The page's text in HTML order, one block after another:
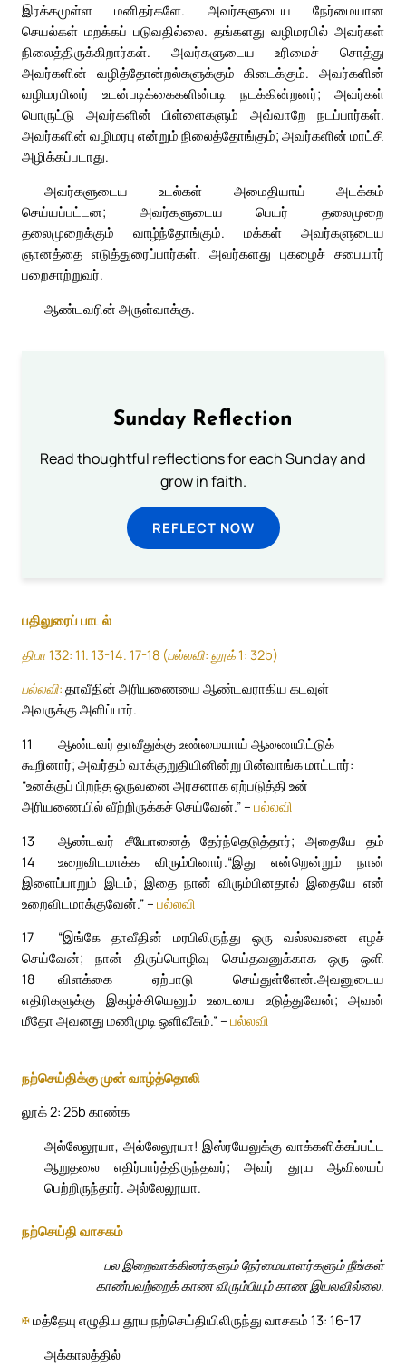
இரக்கமுள்ள மனிதர்களே. அவர்களுடைய நேர்மையான
செயல்கள் மறக்கப் படுவதில்லை. தங்களது வழிமரபில் அவர்கள்
நிலைத்திருக்கிறார்கள். அவர்களுடைய உரிமைச் சொத்து
அவர்களின் வழித்தோன்றல்களுக்கும் கிடைக்கும். அவர்களின்
வழிமரபினர் உடன்படிக்கைகளின்படி நடக்கின்றனர்; அவர்கள்
பொருட்டு அவர்களின் பிள்ளைகளும் அவ்வாறே நடப்பார்கள்.
அவர்களின் வழிமரபு என்றும் நிலைத்தோங்கும்; அவர்களின் மாட்சி
அழிக்கப்படாது.
அவர்களுடைய உடல்கள் அமைதியாய் அடக்கம்
செய்யப்பட்டன; அவர்களுடைய பெயர் தலைமுறை
தலைமுறைக்கும் வாழ்ந்தோங்கும். மக்கள் அவர்களுடைய
ஞானத்தை எடுத்துரைப்பார்கள். அவர்களது புகழைச் சபையார்
பறைசாற்றுவர்.
ஆண்டவரின் அருள்வாக்கு.
Sunday Reflection
Read thoughtful reflections for each Sunday and
grow in faith.
REFLECT NOW
பதிலுரைப் பாடல்
திபா 132: 11. 13-14. 17-18 (பல்லவி: லூக் 1: 32b)
பல்லவி: தாவீதின் அரியணையை ஆண்டவராகிய கடவுள்
அவருக்கு அளிப்பார்.
11
ஆண்டவர் தாவீதுக்கு உண்மையாய் ஆணையிட்டுக்
கூறினார்; அவர்தம் வாக்குறுதியினின்று பின்வாங்க மாட்டார்:
“உனக்குப் பிறந்த ஒருவனை அரசனாக ஏற்படுத்தி உன்
அரியணையில் வீற்றிருக்கச் செய்வேன்.” – பல்லவி
13
ஆண்டவர் சீயோனைத் தேர்ந்தெடுத்தார்; அதையே தம்
உறைவிடமாக்க விரும்பினார்.
14
“இது என்றென்றும் நான்
இளைப்பாறும் இடம்; இதை நான் விரும்பினதால் இதையே என்
உறைவிடமாக்குவேன்.” – பல்லவி
17
“இங்கே தாவீதின் மரபிலிருந்து ஒரு வல்லவனை எழச்
செய்வேன்; நான் திருப்பொழிவு செய்தவனுக்காக ஒரு ஒளி
விளக்கை ஏற்பாடு செய்துள்ளேன்.
18
அவனுடைய
எதிரிகளுக்கு இகழ்ச்சியெனும் உடையை உடுத்துவேன்; அவன்
மீதோ அவனது மணிமுடி ஒளிவீசும்.” – பல்லவி
நற்செய்திக்கு முன் வாழ்த்தொலி
லூக் 2: 25b காண்க
அல்லேலூயா, அல்லேலூயா! இஸ்ரயேலுக்கு வாக்களிக்கப்பட்ட
ஆறுதலை எதிர்பார்த்திருந்தவர்; அவர் தூய ஆவியைப்
பெற்றிருந்தார். அல்லேலூயா.
நற்செய்தி வாசகம்
பல இறைவாக்கினர்களும் நேர்மையாளர்களும் நீங்கள்
காண்பவற்றைக் காண விரும்பியும் காண இயலவில்லை.
✠மத்தேயு எழுதிய தூய நற்செய்தியிலிருந்து வாசகம் 13: 16-17
அக்காலத்தில்